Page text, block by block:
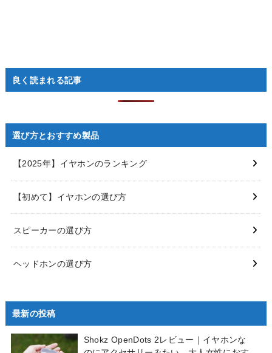
良く読まれる記事
選び方とおすすめ製品
【2025年】イヤホンのランキング
【初めて】イヤホンの選び方
スピーカーの選び方
ヘッドホンの選び方
最新の投稿
Shokz OpenDots 2レビュー｜イヤホンな